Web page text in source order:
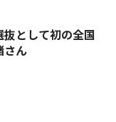
として初の全国
さん